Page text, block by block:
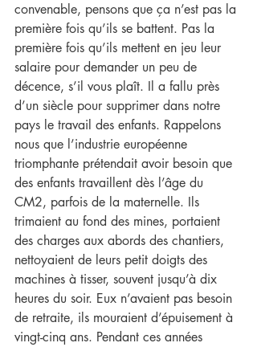
convenable, pensons que ça n’est pas la
première fois qu’ils se battent. Pas la
première fois qu’ils mettent en jeu leur
salaire pour demander un peu de
décence, s’il vous plaît. Il a fallu près
d’un siècle pour supprimer dans notre
pays le travail des enfants. Rappelons
nous que l’industrie européenne
triomphante prétendait avoir besoin que
des enfants travaillent dès l’âge du
CM2, parfois de la maternelle. Ils
trimaient au fond des mines, portaient
des charges aux abords des chantiers,
nettoyaient de leurs petit doigts des
machines à tisser, souvent jusqu’à dix
heures du soir. Eux n’avaient pas besoin
de retraite, ils mouraient d’épuisement à
vingt-cinq ans. Pendant ces années